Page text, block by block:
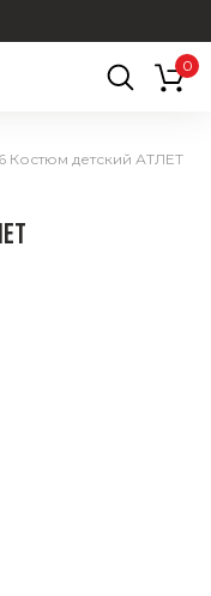
0
Костюм детский АТЛЕТ